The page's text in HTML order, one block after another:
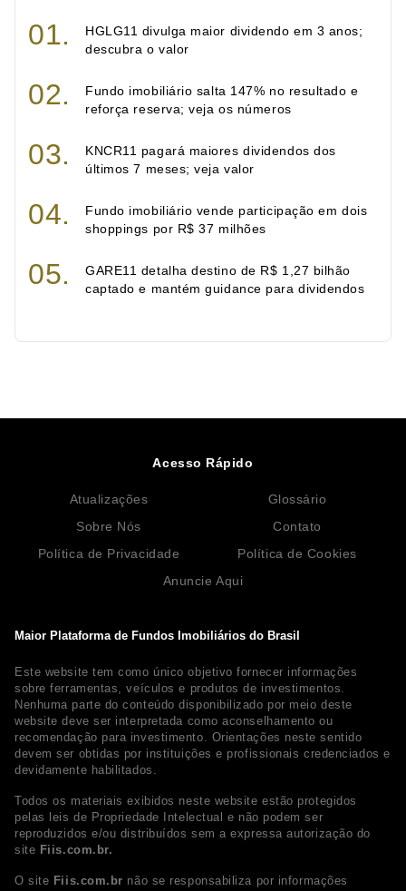
HGLG11 divulga maior dividendo em 3 anos;
descubra o valor
Fundo imobiliário salta 147% no resultado e
reforça reserva; veja os números
KNCR11 pagará maiores dividendos dos
últimos 7 meses; veja valor
Fundo imobiliário vende participação em dois
shoppings por R$ 37 milhões
GARE11 detalha destino de R$ 1,27 bilhão
captado e mantém guidance para dividendos
Maior Plataforma de Fundos Imobiliários do Brasil
Este website tem como único objetivo fornecer informações
sobre ferramentas, veículos e produtos de investimentos.
Nenhuma parte do conteúdo disponibilizado por meio deste
website deve ser interpretada como aconselhamento ou
recomendação para investimento. Orientações neste sentido
devem ser obtidas por instituições e profissionais credenciados e
devidamente habilitados.
Todos os materiais exibidos neste website estão protegidos
pelas leis de Propriedade Intelectual e não podem ser
reproduzidos e/ou distribuídos sem a expressa autorização do
site Fiis.com.br.
O site Fiis.com.br não se responsabiliza por informações
Acesso Rápido
Atualizações
Glossário
Sobre Nós
Contato
Política de Privacidade
Política de Cookies
Anuncie Aqui